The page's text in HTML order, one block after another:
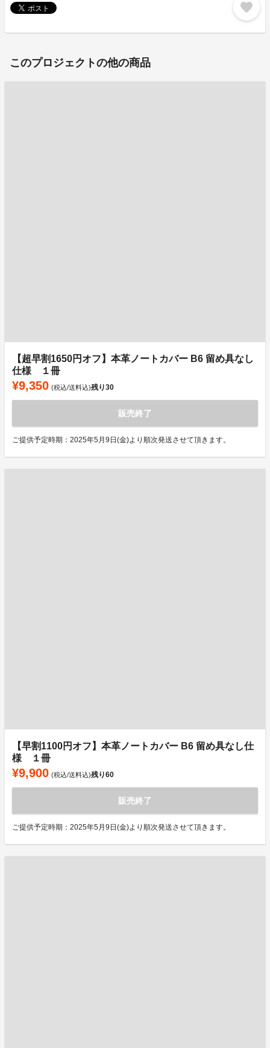
favorite
このプロジェクトの他の商品
【超早割1650円オフ】本革ノートカバー B6 留め具なし
仕様 １冊
¥9,350 (税込/送料込)残り30
販売終了
ご提供予定時期：2025年5月9日(金)より順次発送させて頂きます。
【早割1100円オフ】本革ノートカバー B6 留め具なし仕
様 １冊
¥9,900 (税込/送料込)残り60
販売終了
ご提供予定時期：2025年5月9日(金)より順次発送させて頂きます。